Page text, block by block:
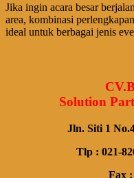
Jika ingin acara besar
area, kombinasi
ideal untuk berbagai jenis
Solution
Jln. Siti 1
Tlp : 021-
Fax :